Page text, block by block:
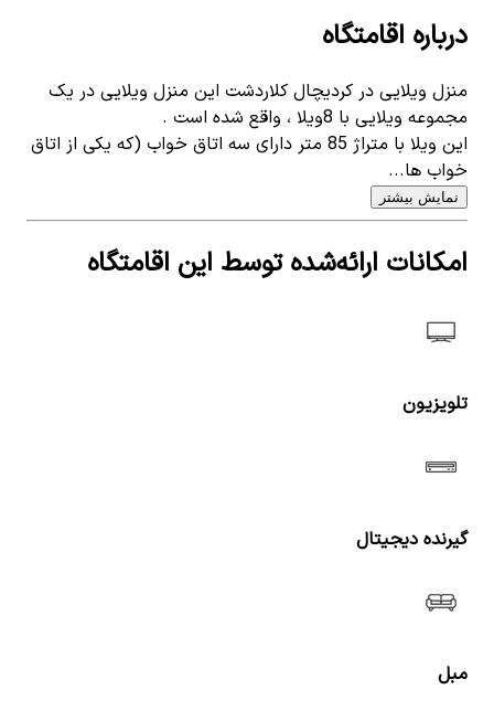
درباره اقامتگاه
منزل ویلایی در کردیچال کلاردشت این منزل ویلایی در یک
مجموعه ویلایی با 8ویلا ، واقع شده است .
این ویلا با متراژ 85 متر دارای سه اتاق خواب (که یکی از اتاق
خواب ها...
نمایش بیشتر
امکانات ارائه‌شده توسط این اقامتگاه
تلویزیون
گیرنده دیجیتال
مبل